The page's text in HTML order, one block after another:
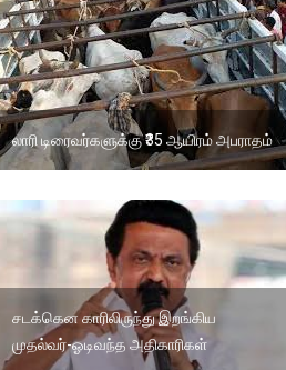
லாரி டிரைவர்களுக்கு ₹35 ஆயிரம் அபராதம்
சடக்கென காரிலிருந்து இறங்கிய
முதல்வர்-ஓடிவந்த அதிகாரிகள்